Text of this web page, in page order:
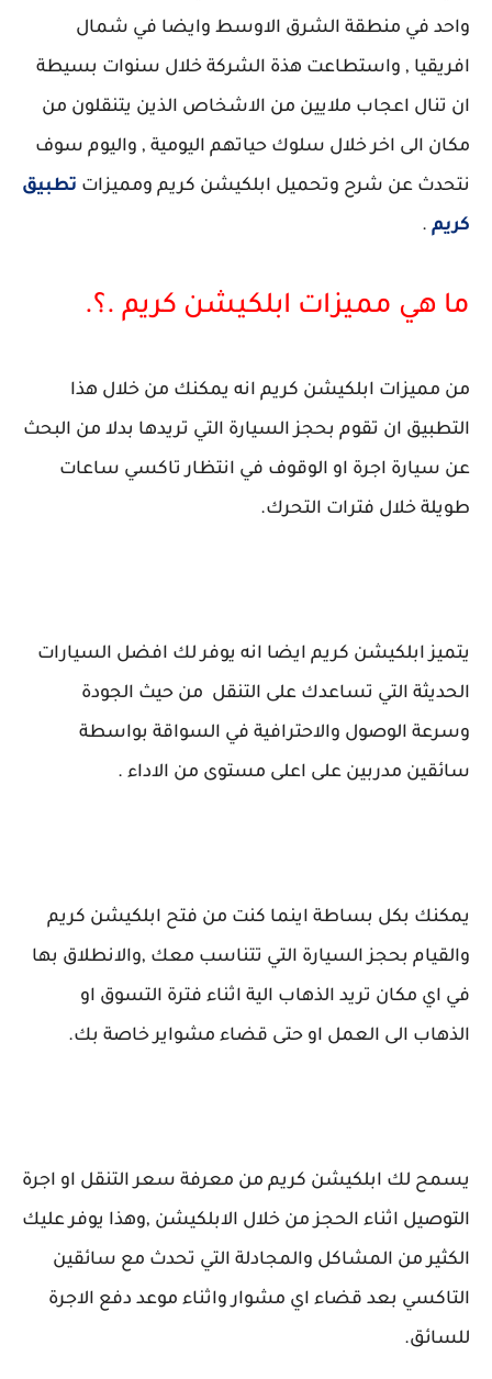
واحد في منطقة الشرق الاوسط وايضا في شمال
افريقيا , واستطاعت هذة الشركة خلال سنوات بسيطة
ان تنال اعجاب ملايين من الاشخاص الذين يتنقلون من
مكان الى اخر خلال سلوك حياتهم اليومية , واليوم سوف
نتحدث عن شرح وتحميل ابلكيشن كريم ومميزات تطبيق
كريم .
ما هي مميزات ابلكيشن كريم .؟.
من مميزات ابلكيشن كريم انه يمكنك من خلال هذا
التطبيق ان تقوم بحجز السيارة التي تريدها بدلا من البحث
عن سيارة اجرة او الوقوف في انتظار تاكسي ساعات
طويلة خلال فترات التحرك.
يتميز ابلكيشن كريم ايضا انه يوفر لك افضل السيارات
الحديثة التي تساعدك على التنقل من حيث الجودة
وسرعة الوصول والاحترافية في السواقة بواسطة
سائقين مدربين على اعلى مستوى من الاداء .
يمكنك بكل بساطة اينما كنت من فتح ابلكيشن كريم
والقيام بحجز السيارة التي تتناسب معك ,والانطلاق بها
في اي مكان تريد الذهاب الية اثناء فترة التسوق او
الذهاب الى العمل او حتى قضاء مشواير خاصة بك.
يسمح لك ابلكيشن كريم من معرفة سعر التنقل او اجرة
التوصيل اثناء الحجز من خلال الابلكيشن ,وهذا يوفر عليك
الكثير من المشاكل والمجادلة التي تحدث مع سائقين
التاكسي بعد قضاء اي مشوار واثناء موعد دفع الاجرة
للسائق.